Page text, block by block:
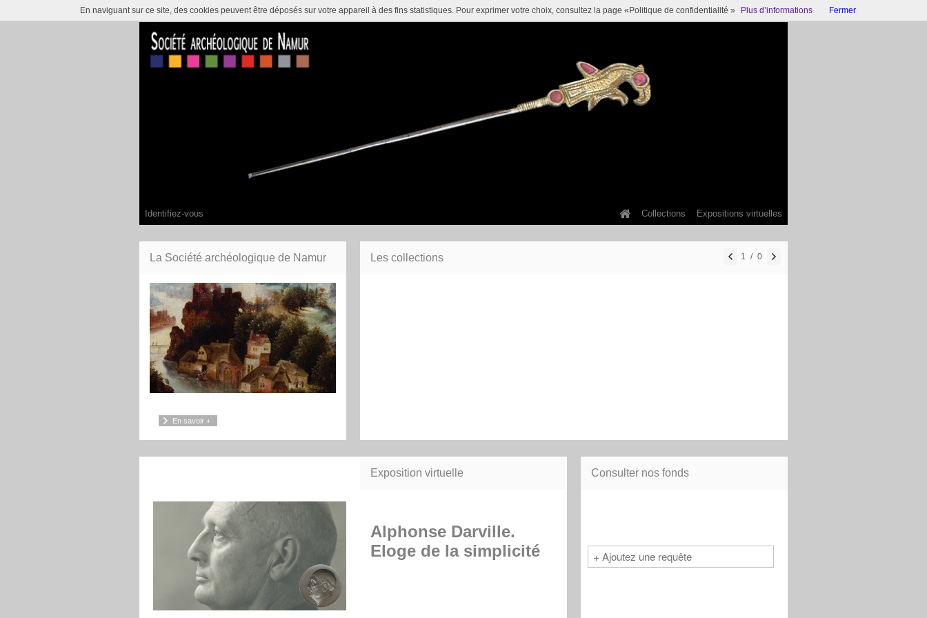
En naviguant sur ce site, des cookies peuvent être déposés sur votre appareil à des fins statistiques. Pour exprimer votre choix, consultez la page «Politique de confidentialité » Plus d’informations Fermer
Identifiez-vous Collections Expositions virtuelles
La Société archéologique de Namur
Les collections concernent le patrimoine
En savoir +
1 / 0
Les collections
Exposition virtuelle
Alphonse Darville.
Eloge de la simplicité
Consulter nos fonds